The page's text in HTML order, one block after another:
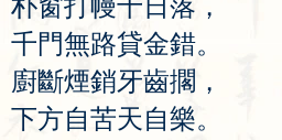
朴窗打幔十 日 落 ，
千門無路貸金錯。
廚斷煙銷牙齒擱 ，
下方自苦天自樂。